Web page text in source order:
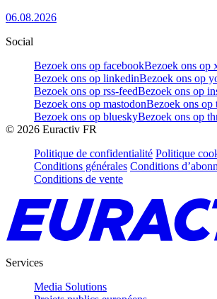
06.08.2026
Social
Bezoek ons op facebookBezoek ons op
Bezoek ons op linkedinBezoek ons op
Bezoek ons op rss-feedBezoek ons op
Bezoek ons op mastodonBezoek ons op
Bezoek ons op blueskyBezoek ons op
© 2026 Euractiv FR
Politique de confidentialité Politique
Conditions générales Conditions
Conditions de vente
Services
Media Solutions